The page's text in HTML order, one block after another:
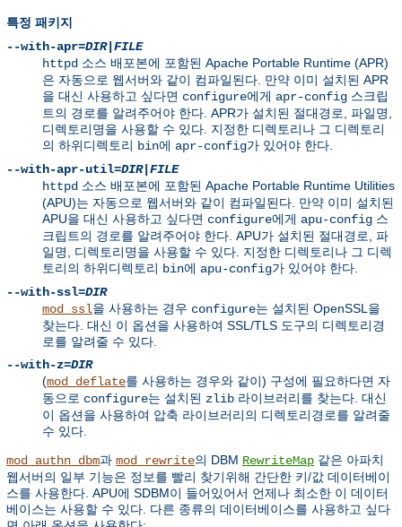
특정 패키지
--with-apr=DIR| FILE
httpd 소스 배포본에 포함된 Apache Portable Runtime (APR)
은 자동으로 웹서버와 같이 컴파일된다. 만약 이미 설치된 APR
을 대신 사용하고 싶다면 configure에게 apr-config 스크립
트의 경로를 알려주어야 한다. APR가 설치된 절대경로, 파일명,
디렉토리명을 사용할 수 있다. 지정한 디렉토리나 그 디렉토리
의 하위디렉토리 bin에 apr-config가 있어야 한다.
--with-apr-util=DIR| FILE
httpd 소스 배포본에 포함된 Apache Portable Runtime Utilities
(APU)는 자동으로 웹서버와 같이 컴파일된다. 만약 이미 설치된
APU을 대신 사용하고 싶다면 configure에게 apu-config 스
크립트의 경로를 알려주어야 한다. APU가 설치된 절대경로, 파
일명, 디렉토리명을 사용할 수 있다. 지정한 디렉토리나 그 디렉
토리의 하위디렉토리 bin에 apu-config가 있어야 한다.
--with-ssl=DIR
mod_ssl을 사용하는 경우 configure는 설치된 OpenSSL을
찾는다. 대신 이 옵션을 사용하여 SSL/TLS 도구의 디렉토리경
로를 알려줄 수 있다.
--with-z=DIR
(mod_deflate를 사용하는 경우와 같이) 구성에 필요하다면 자
동으로 configure는 설치된 zlib 라이브러리를 찾는다. 대신
이 옵션을 사용하여 압축 라이브러리의 디렉토리경로를 알려줄
수 있다.
mod_authn_dbm과 mod_rewrite의 DBM RewriteMap 같은 아파치
웹서버의 일부 기능은 정보를 빨리 찾기위해 간단한 키/값 데이터베이
스를 사용한다. APU에 SDBM이 들어있어서 언제나 최소한 이 데이터
베이스는 사용할 수 있다. 다른 종류의 데이터베이스를 사용하고 싶다